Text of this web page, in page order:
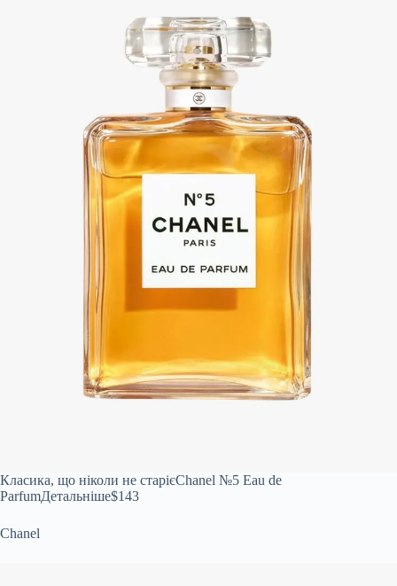
Класика, що ніколи не старієChanel №5 Eau de
ParfumДетальніше$143
Chanel